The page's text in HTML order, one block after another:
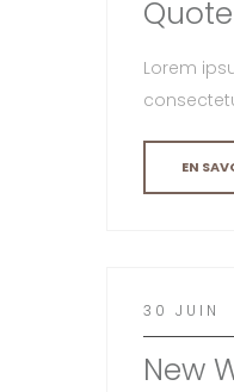
Lorem
EN
30 JUIN
New